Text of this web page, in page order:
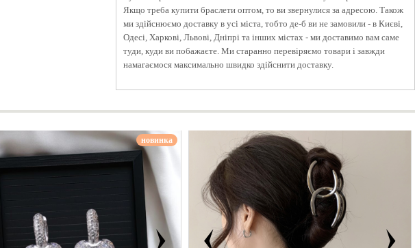
Якщо треба купити браслети оптом, то ви звернулися за адресою. Також
ми здійснюємо доставку в усі міста, тобто де-б ви не замовили - в Києві,
Одесі, Харкові, Львові, Дніпрі та інших містах - ми доставимо вам саме
туди, куди ви побажаєте. Ми старанно перевіряємо товари і завжди
намагаємося максимально швидко здійснити доставку.
новинка